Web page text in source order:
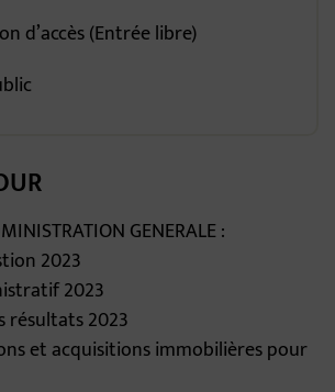
d’accès (Entrée libre)
GENERALE :
2023
2023
résultats 2023
et acquisitions immobilières pour